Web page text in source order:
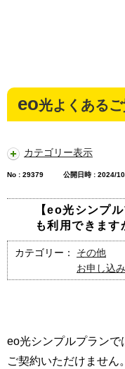
eo光よくあるご
カテゴリー表示
No : 29379 公開日時 : 2024/
【eo光シンプ
も利用できます
カテゴリー：
その他
お申し込み
eo光シンプルプランで
ご契約いただけません。